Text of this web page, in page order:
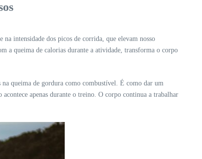
intensidade dos picos de corrida, que elevam nosso
a queima de calorias durante a atividade, transforma o corpo
na queima de gordura como combustível. É como dar um
apenas durante o treino. O corpo continua a trabalhar